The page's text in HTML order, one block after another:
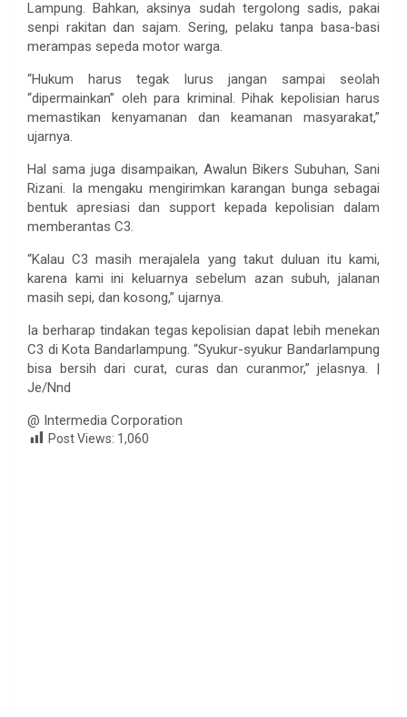
Lampung. Bahkan, aksinya sudah tergolong sadis, pakai
senpi rakitan dan sajam. Sering, pelaku tanpa basa-basi
merampas sepeda motor warga.
“Hukum harus tegak lurus jangan sampai seolah
“dipermainkan” oleh para kriminal. Pihak kepolisian harus
memastikan kenyamanan dan keamanan masyarakat,”
ujarnya.
Hal sama juga disampaikan, Awalun Bikers Subuhan, Sani
Rizani. Ia mengaku mengirimkan karangan bunga sebagai
bentuk apresiasi dan support kepada kepolisian dalam
memberantas C3.
“Kalau C3 masih merajalela yang takut duluan itu kami,
karena kami ini keluarnya sebelum azan subuh, jalanan
masih sepi, dan kosong,” ujarnya.
Ia berharap tindakan tegas kepolisian dapat lebih menekan
C3 di Kota Bandarlampung. “Syukur-syukur Bandarlampung
bisa bersih dari curat, curas dan curanmor,” jelasnya. |
Je/Nnd
@ Intermedia Corporation
Post Views: 1,060